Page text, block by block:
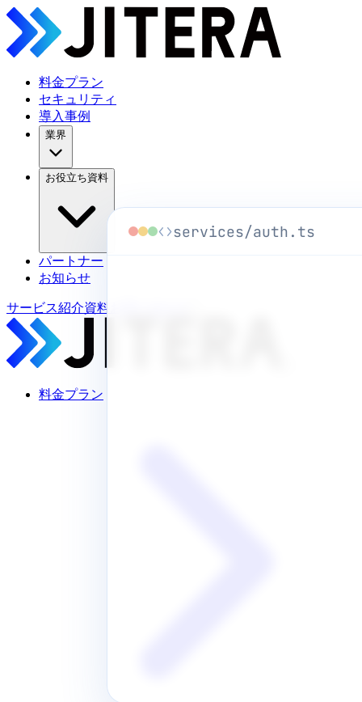
料金プラン
セキュリティ
導入事例
業界
お役立ち資料
パートナー
お知らせ
サービス紹介資料
料金プラン
services/auth.ts